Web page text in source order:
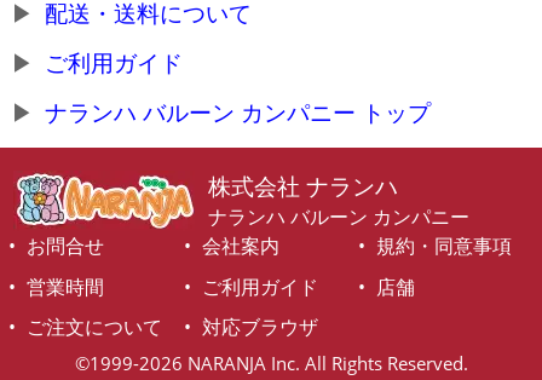
配送・送料について
ご利用ガイド
ナランハ バルーン カンパニー トップ
株式会社 ナランハ
ナランハ バルーン カンパニー
お問合せ
会社案内
規約・同意事項
営業時間
ご利用ガイド
店舗
ご注文について
対応ブラウザ
©1999-2026 NARANJA Inc. All Rights Reserved.